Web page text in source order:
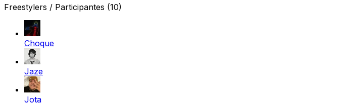
Freestylers / Participantes (10)
Choque
Jaze
Jota